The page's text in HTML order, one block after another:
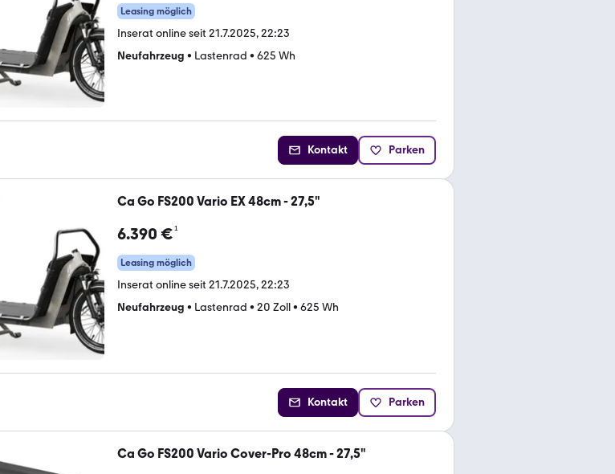
Leasing möglich
Inserat online seit 21.7.2025, 22:23
Neufahrzeug • Lastenrad • 625 Wh
Kontakt Parken
Ca Go FS200 Vario EX 48cm - 27,5"
6.390 €¹
Leasing möglich
Inserat online seit 21.7.2025, 22:23
Neufahrzeug • Lastenrad • 20 Zoll• 625 Wh
Kontakt Parken
Ca Go FS200 Vario Cover-Pro 48cm - 27,5"